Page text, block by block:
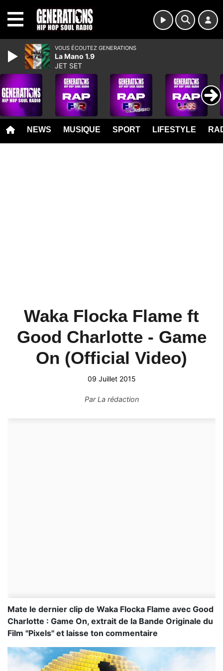
NEWS MUSIQUE SPORT LIFESTYLE
Waka Flocka Flame ft
Good Charlotte - Game
On (Official Video)
09 Juillet 2015
ParLa rédaction
Mate le dernier clip de Waka Flocka Flame avec Good
Charlotte : Game On, extrait de la Bande Originale du
Film "Pixels" et laisse ton commentaire
VOUS ÉCOUTEZ GENERATIONS
La Mano 1.9
JET SET